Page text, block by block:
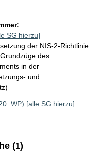
SG hierzu]
der NIS-2-Richtlinie
des
in der
und
WP) [alle SG hierzu]
(1)